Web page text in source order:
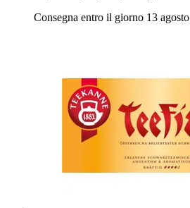
Consegna entro il giorno 13 agosto